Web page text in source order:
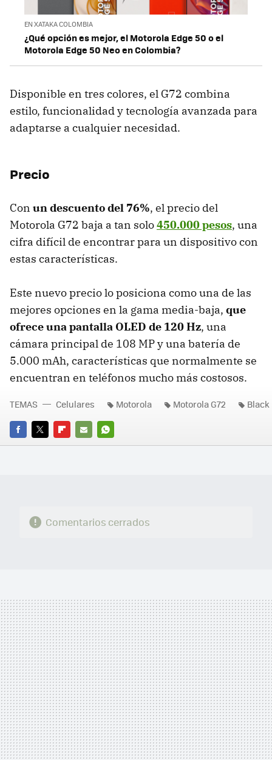
EN XATAKA COLOMBIA
¿Qué opción es mejor, el Motorola Edge 50 o el
Motorola Edge 50 Neo en Colombia?
Disponible en tres colores, el G72 combina
estilo, funcionalidad y tecnología avanzada para
adaptarse a cualquier necesidad.
Precio
Con un descuento del 76%, el precio del
Motorola G72 baja a tan solo450.000 pesos, una
cifra difícil de encontrar para un dispositivo con
estas características.
Este nuevo precio lo posiciona como una de las
mejores opciones en la gama media-baja, que
ofrece una pantalla OLED de 120 Hz, una
cámara principal de 108 MP y una batería de
5.000 mAh, características que normalmente se
encuentran en teléfonos mucho más costosos.
FACEBOOK
TWITTERFLIPBOARD
E-
WHATSAPP
TEMAS Celulares Motorola Motorola G72 Black
Comentarios cerrados